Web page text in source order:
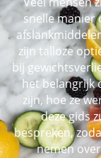
snelle manier
zijn talloze
bij
het belangrijk
zijn, hoe ze
deze gids
bespreken,
nemen